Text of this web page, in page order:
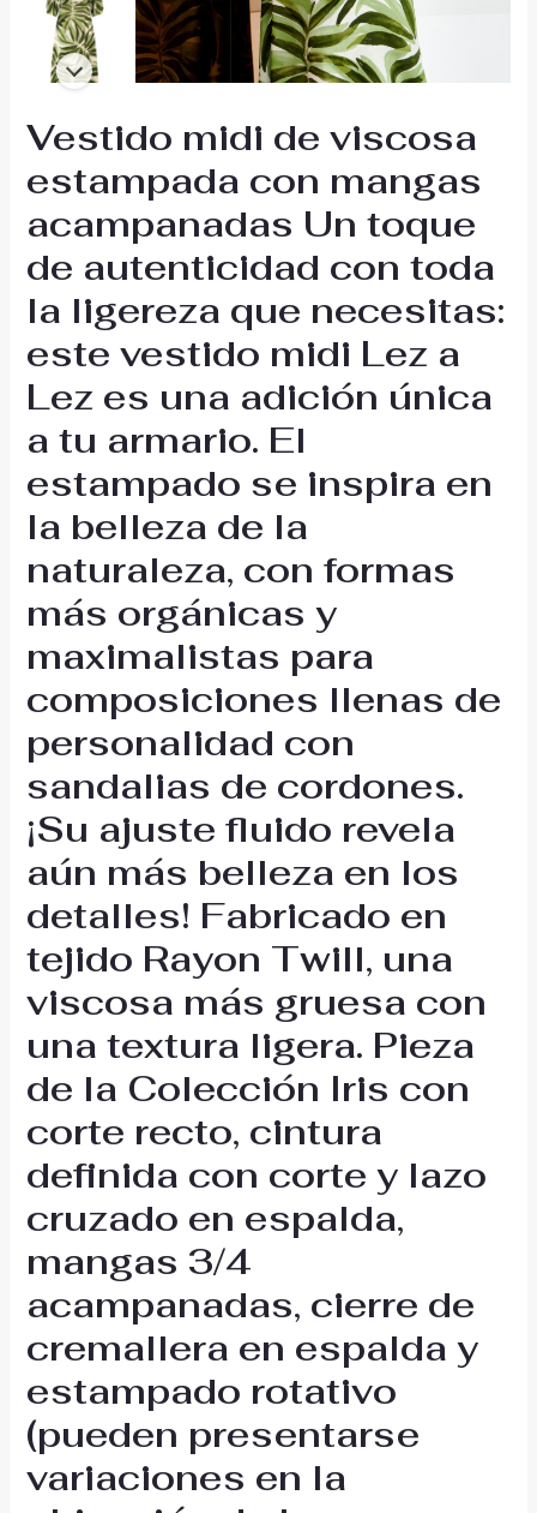
Vestido midi de viscosa
estampada con mangas
acampanadas Un toque
de autenticidad con toda
la ligereza que necesitas:
este vestido midi Lez a
Lez es una adición única
a tu armario. El
estampado se inspira en
la belleza de la
naturaleza, con formas
más orgánicas y
maximalistas para
composiciones llenas de
personalidad con
sandalias de cordones.
¡Su ajuste fluido revela
aún más belleza en los
detalles! Fabricado en
tejido Rayon Twill, una
viscosa más gruesa con
una textura ligera. Pieza
de la Colección Iris con
corte recto, cintura
definida con corte y lazo
cruzado en espalda,
mangas 3/4
acampanadas, cierre de
cremallera en espalda y
estampado rotativo
(pueden presentarse
variaciones en la